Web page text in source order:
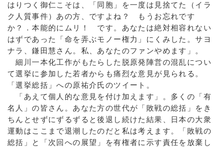
はりつく御仁こそは、「同胞」を一度は見捨てた（イラ
ク人質事件）あの方、ですよね？ もうお忘れです
か？．本能的にムリ！ です。あなたは絶対相容れない
はずであった「命を弄ぶモノー権力」にくみした。サヨ
ナラ、鎌田慧さん。私、あなたのファンやめます」。
細川一本化工作がもたらした脱原発陣営の混乱につい
て選挙に参加した若者からも痛烈な意見が見られる。
「選挙総括」への原祐介氏のツイート。
「あえて個人的な意見を付け加えます」。多くの「有
名人」の皆さん。あなた方の世代が「敗戦の総括」をき
ちんとせずにずるずると後退し続けた結果、日本の大衆
運動はここまで退潮したのだと私は考えます。「敗戦の
総括」と「次回への展望」を有権者に示す責任を放棄し